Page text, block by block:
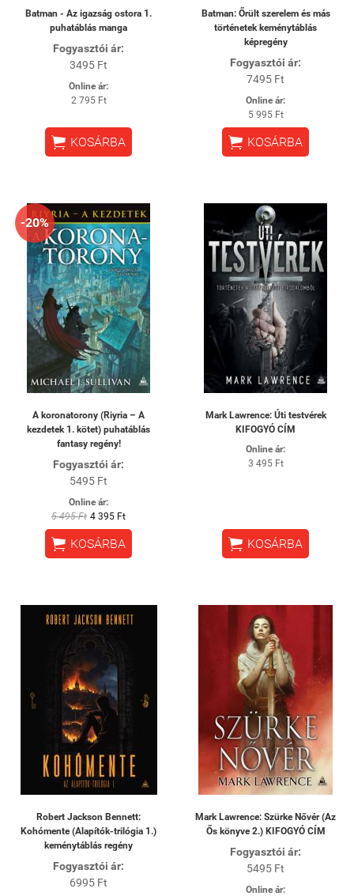
Batman - Az igazság ostora 1.
puhatáblás manga
Fogyasztói ár:
3495 Ft
Online ár:
2 795 Ft
 KOSÁRBA
Batman: Őrült szerelem és más
történetek keménytáblás
képregény
Fogyasztói ár:
7495 Ft
Online ár:
5 995 Ft
 KOSÁRBA
-20%
A koronatorony (Riyria – A
kezdetek 1. kötet) puhatáblás
fantasy regény!
Fogyasztói ár:
5495 Ft
Online ár:
5 495 Ft 4 395 Ft
 KOSÁRBA
Mark Lawrence: Úti testvérek
KIFOGYÓ CÍM
Online ár:
3 495 Ft
 KOSÁRBA
Robert Jackson Bennett:
Kohómente (Alapítók-trilógia 1.)
keménytáblás regény
Fogyasztói ár:
6995 Ft
Mark Lawrence: Szürke Nővér (Az
Ős könyve 2.) KIFOGYÓ CÍM
Fogyasztói ár:
5495 Ft
Online ár: